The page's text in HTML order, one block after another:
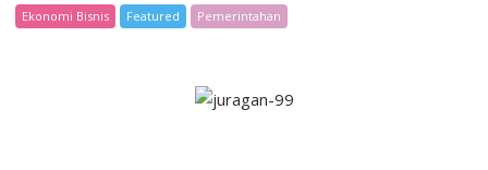
Ekonomi Bisnis Featured Pemerintahan